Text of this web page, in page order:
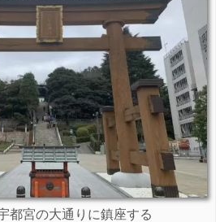
都宮の大通りに鎮座する